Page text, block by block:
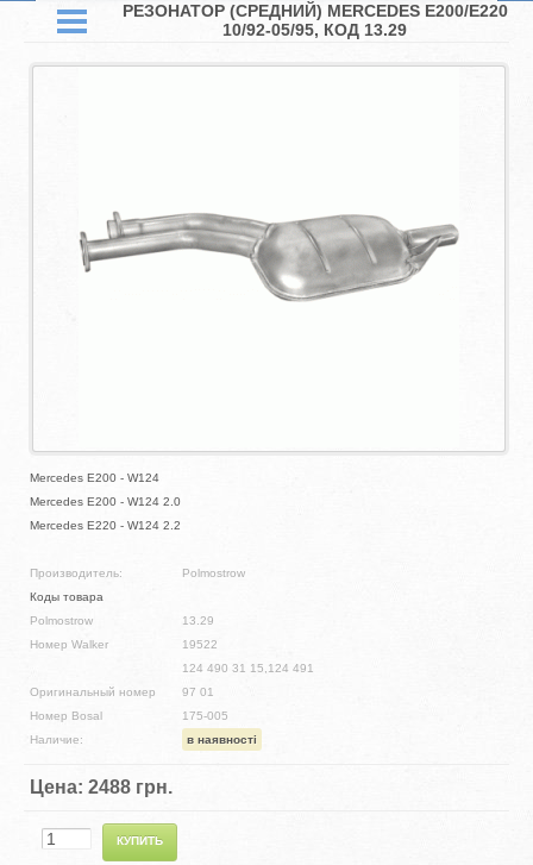
РЕЗОНАТОР (СРЕДНИЙ) MERCEDES E200/E220
10/92-05/95, КОД 13.29
Mercedes E200 - W124
Mercedes E200 - W124 2.0
Mercedes E220 - W124 2.2
Производитель:
Polmostrow
Коды товара
Polmostrow
13.29
Номер Walker
19522
Оригинальный номер
124 490 31 15,124 491
97 01
Номер Bosal
175-005
Наличие:
в наявності
Цена:2488 грн.